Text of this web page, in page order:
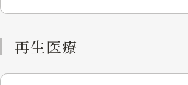
再生医療